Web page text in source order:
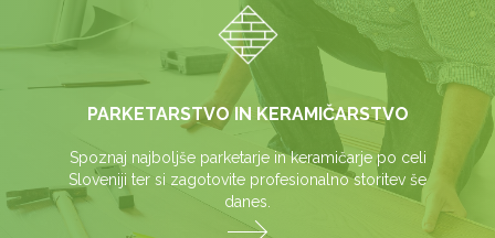
PARKETARSTVO IN KERAMIČARSTVO
Spoznaj najboljše parketarje in keramičarje po celi
Sloveniji ter si zagotovite profesionalno storitev še
danes.